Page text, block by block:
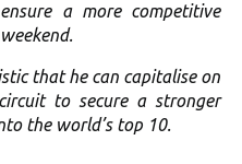
a more competitive
that he can capitalise on
to secure a stronger
the world’s top 10.